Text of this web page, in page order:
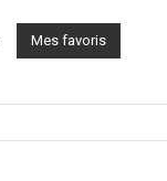
Mes favoris